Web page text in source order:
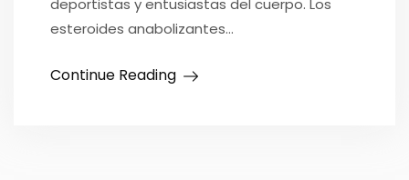
deportistas y entusiastas del cuerpo. Los
esteroides anabolizantes…
Continue Reading